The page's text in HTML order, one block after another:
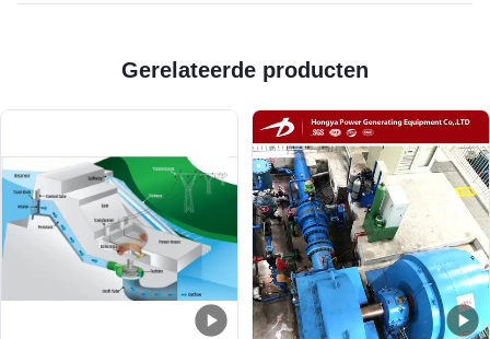
Gerelateerde producten